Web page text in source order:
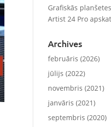
Grafiskās
Artist 24 Pro
Archives
februāris (2026)
jūlijs (2022)
novembris (2021)
janvāris (2021)
septembris (2020)